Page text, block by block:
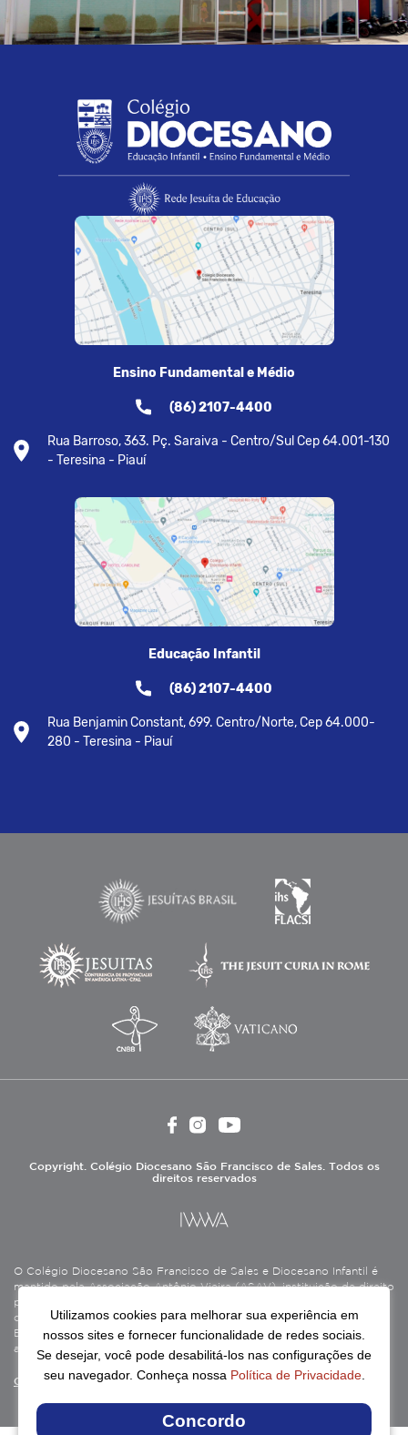
Ensino Fundamental e Médio
(86) 2107-4400
Rua Barroso, 363. Pç. Saraiva - Centro/Sul Cep 64.001-130
- Teresina - Piauí
Educação Infantil
(86) 2107-4400
Rua Benjamin Constant, 699. Centro/Norte, Cep 64.000-
280 - Teresina - Piauí
Copyright. Colégio Diocesano São Francisco de Sales. Todos os
direitos reservados
O Colégio Diocesano São Francisco de Sales e Diocesano Infantil é
mantido pela Associação Antônio Vieira (ASAV), instituição de direito
privado sem fins lucrativos, filantrópica, de natureza educativa,
cultural, assistencial e beneficente, certificada como Entidade
Beneficente de Assistência Social (CEBAS), nas áreas de educação e
assistência social.
Continue lendo
Utilizamos cookies para melhorar sua experiência em
nossos sites e fornecer funcionalidade de redes sociais.
Se desejar, você pode desabilitá-los nas configurações de
seu navegador. Conheça nossa Política de Privacidade.
Concordo